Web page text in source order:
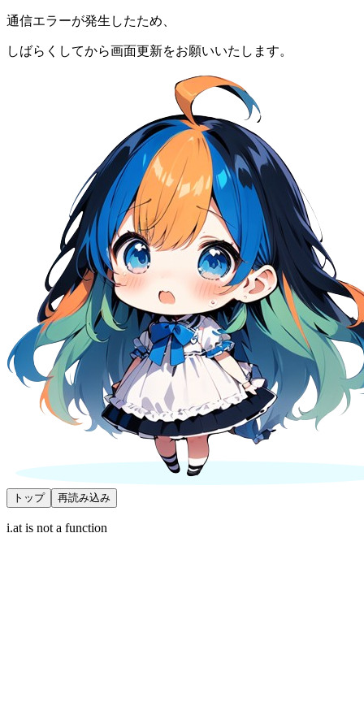
通信エラーが発生したため、
しばらくしてから画面更新をお願いいたします。
トップ 再読み込み
i.at is not a function